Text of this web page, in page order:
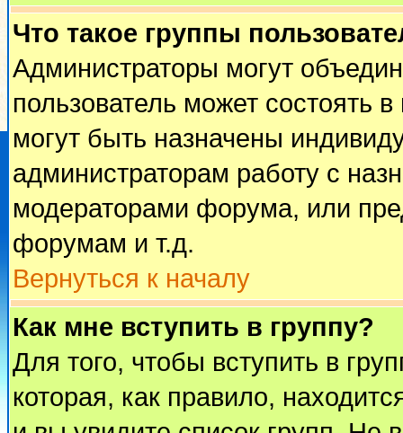
Что такое группы
Администраторы могут
пользователь может состоять
могут быть назначены
администраторам работу с
модераторами форума, или
форумам и т.д.
Вернуться к началу
Как мне вступить в группу?
Для того, чтобы вступить в
которая, как правило,